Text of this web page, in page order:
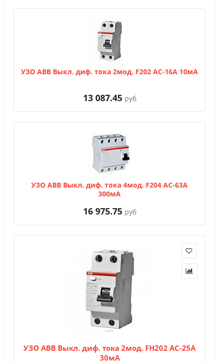
УЗО АВВ Выкл. диф. тока 2мод. F202 АС-16A 10мА
13 087.45 руб
УЗО АВВ Выкл. диф. тока 4мод. F204 АС-63A
300мА
16 975.75 руб
УЗО АВВ Выкл. диф. тока 2мод. FH202 АС-25A
30мА